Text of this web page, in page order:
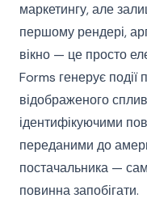
маркетингу, але
першому рендері,
вікно — це просто
Forms генерує події
відображеного
ідентифікуючими
переданими до
постачальника —
повинна запобігати.